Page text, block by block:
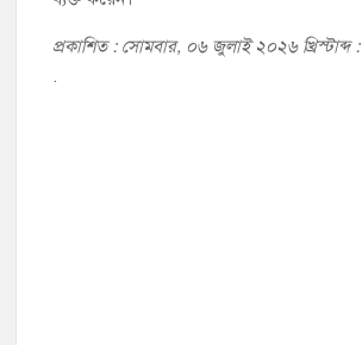
প্রকাশিত : সোমবার, ০৬ জুলাই ২০২৬ খ্রিস্টাব্দ :